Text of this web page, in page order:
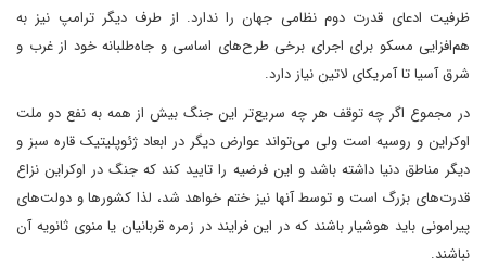
ظرفیت ادعای قدرت دوم نظامی جهان را ندارد. از طرف دیگر ترامپ نیز به
هم‌افزایی مسکو برای اجرای برخی طرح‌های اساسی و جاه‌طلبانه خود از غرب و
شرق آسیا تا آمریکای لاتین نیاز دارد.
در مجموع اگر چه توقف هر چه سریع‌تر این جنگ بیش از همه به نفع دو ملت
اوکراین و روسیه است ولی می‌تواند عوارض دیگر در ابعاد ژئوپلیتیک قاره سبز و
دیگر مناطق دنیا داشته باشد و این فرضیه را تایید کند که جنگ در اوکراین نزاع
قدرت‌های بزرگ است و توسط آنها نیز ختم خواهد شد، لذا کشورها و دولت‌های
پیرامونی باید هوشیار باشند که در این فرایند در زمره قربانیان یا منوی ثانویه آن
نباشند.